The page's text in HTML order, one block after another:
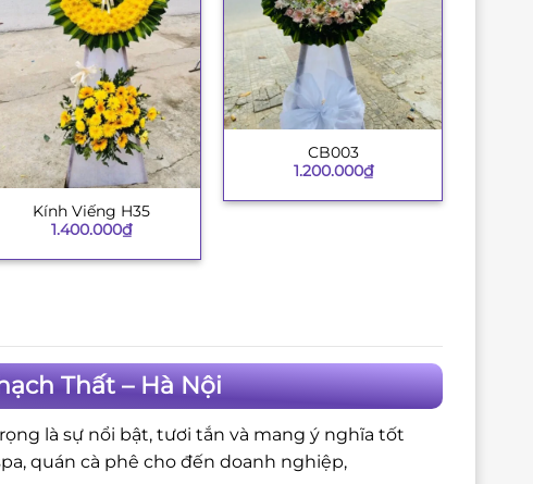
Kính Viếng H35
1.400.000₫
CB003
1.200.000₫
Thất – Hà Nội
là sự nổi bật, tươi tắn và mang ý nghĩa tốt
quán cà phê cho đến doanh nghiệp,